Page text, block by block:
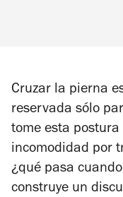
Cruzar la pierna
reservada sólo
tome esta
incomodidad por
¿qué pasa
construye un